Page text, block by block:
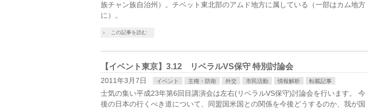
族チャン族自治州）。チベット東北部のアムド地方に属している（一部はカム地方
に）。
この記事を読む
【イベント東京】3.12 リベラルVS保守 特別討論会
2011年3月7日 イベント 主権・防衛 外交 市民活動 情報解析 転載記事
士気の集い平成23年第6回目講演会は左右(リベラルVS保守)討論会を行います。 今
後の日本の行くべき道について、同盟国米国との関係を今後どうするのか、我が国